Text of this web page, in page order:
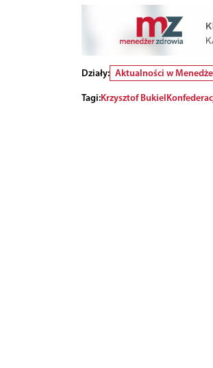
Działy: Aktualności w
Tagi:Krzysztof Bukiel